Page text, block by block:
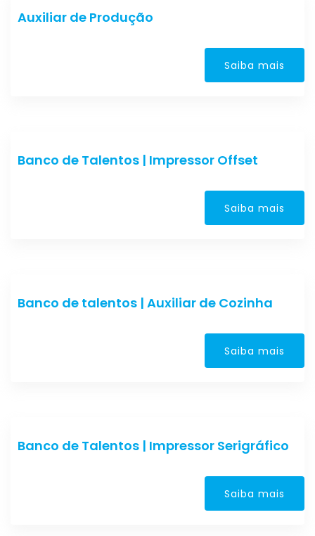
Auxiliar de Produção
Saiba mais
Banco de Talentos | Impressor Offset
Saiba mais
Banco de talentos | Auxiliar de Cozinha
Saiba mais
Banco de Talentos | Impressor Serigráfico
Saiba mais